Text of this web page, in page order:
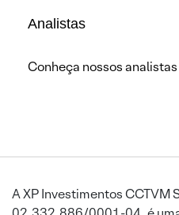
Analistas
Conheça nossos analistas
A XP Investimentos CCTVM